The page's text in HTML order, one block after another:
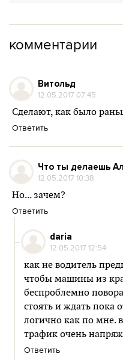
комментарии
Витольд
12.05.2017 07:45
Сделают, как было
Ответить
Что ты делаешь
12.05.2017 10:38
Но... зачем?
Ответить
daria
12.05.2017 12:54
как не водитель
чтобы машины из
беспроблемно
стоять и ждать пока
логично как по мне.
трафик очень
Ответить